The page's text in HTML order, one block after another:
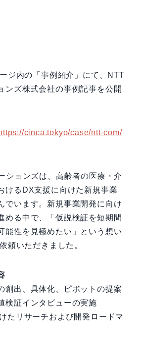
ジ内の「事例紹介」にて、NTT
ンズ株式会社の事例記事を公開
cinca.tokyo/case/ntt-com/
ションズは、高齢者の医療・介
けるDX支援に向けた新規事業
でいます。新規事業開発に向け
める中で、「仮説検証を短期間
能性を見極めたい」という想い
頼いただきました。
創出、具体化、ピボットの提案
検証インタビューの実施
たリサーチおよび開発ロードマ